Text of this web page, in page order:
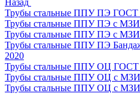
Назад
Трубы стальные ППУ ПЭ ГОСТ
Трубы стальные ППУ ПЭ с
Трубы стальные ППУ ПЭ с
Трубы стальные ППУ ПЭ
2020
Трубы стальные ППУ ОЦ ГОСТ
Трубы стальные ППУ ОЦ с
Трубы стальные ППУ ОЦ с